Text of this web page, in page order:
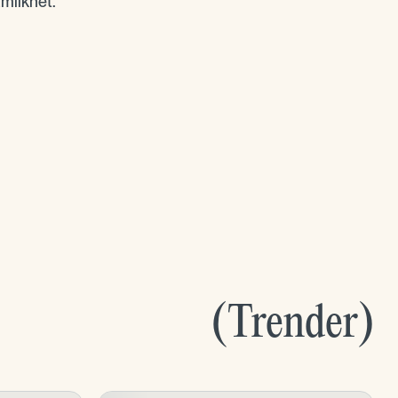
(Trender)